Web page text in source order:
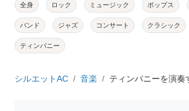
全身 ロック ミュージック ポップス
バンド ジャズ コンサート クラシック
ティンパニー
シルエットAC 音楽 ティンパニーを演奏